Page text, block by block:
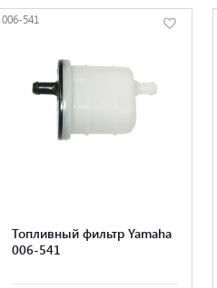
006-541
Топливный фильтр Yamaha
006-541